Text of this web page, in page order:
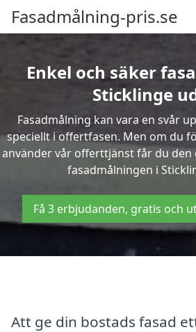
Fasadmålning-pris.se
Enkel och säker
Sticklinge
Fasadmålning kan vara en svår
speciellt i offertfasen. Men om du
använder vår offerttjänst får du den
fasadmålningen i
Få 3 erbjudanden, gratis och
Att ge din bostads fasad